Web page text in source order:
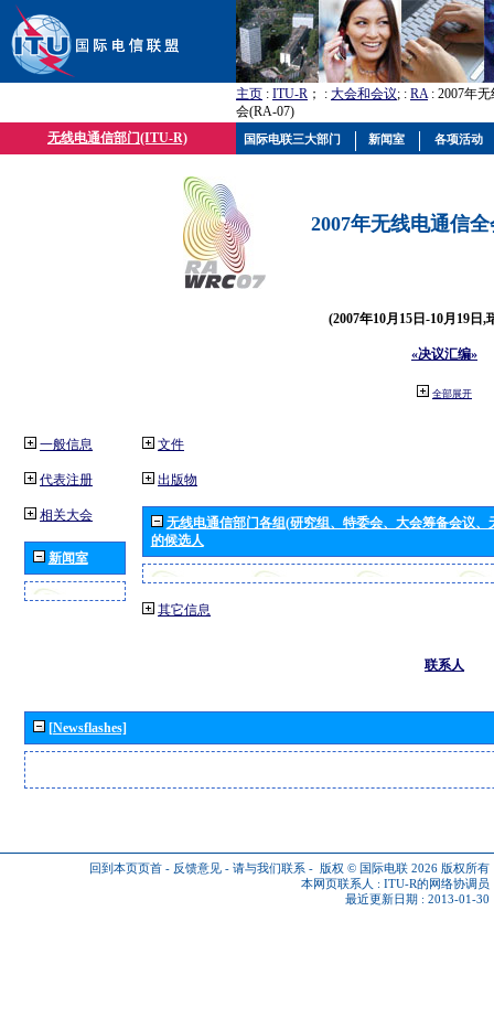
主页 : ITU-R ； : 大会和会议; : RA: 2007年
会(RA-07)
无线电通信部门(ITU-R)
2007年无线电通信
(2007年10月15日-10月19日,
«决议汇编»
全部展开
一般信息
代表注册
相关大会
新闻室
文件
出版物
无线电通信部门各组(研究组、特委会、大会筹备会议
的候选人
其它信息
联系人
[Newsflashes]
回到本页页首 - 反馈意见 - 请与我们联系 - 版权 © 国际电联 2026 版权所有
本网页联系人 : ITU-R的网络协调员
最近更新日期 : 2013-01-30
国际电联三大部门 新闻室 各项活动